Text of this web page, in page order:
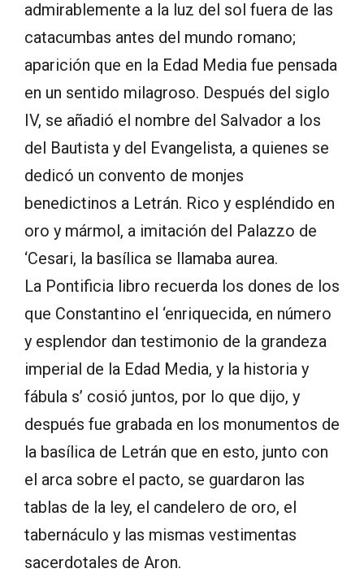
admirablemente a la luz del sol fuera de las
catacumbas antes del mundo romano;
aparición que en la Edad Media fue pensada
en un sentido milagroso. Después del siglo
IV, se añadió el nombre del Salvador a los
del Bautista y del Evangelista, a quienes se
dedicó un convento de monjes
benedictinos a Letrán. Rico y espléndido en
oro y mármol, a imitación del Palazzo de
‘Cesari, la basílica se llamaba aurea.
La Pontificia libro recuerda los dones de los
que Constantino el ‘enriquecida, en número
y esplendor dan testimonio de la grandeza
imperial de la Edad Media, y la historia y
fábula s’ cosió juntos, por lo que dijo, y
después fue grabada en los monumentos de
la basílica de Letrán que en esto, junto con
el arca sobre el pacto, se guardaron las
tablas de la ley, el candelero de oro, el
tabernáculo y las mismas vestimentas
sacerdotales de Aron.